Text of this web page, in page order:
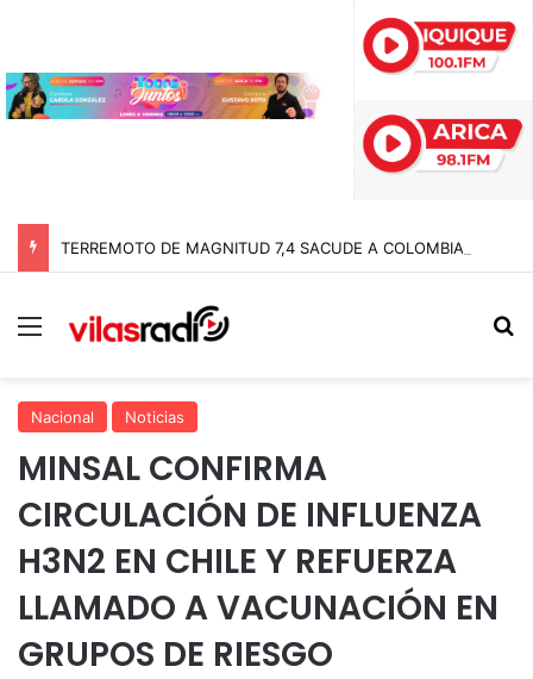
Menú
Nacional Noticias
MINSAL CONFIRMA
CIRCULACIÓN DE INFLUENZA
H3N2 EN CHILE Y REFUERZA
LLAMADO A VACUNACIÓN EN
GRUPOS DE RIESGO